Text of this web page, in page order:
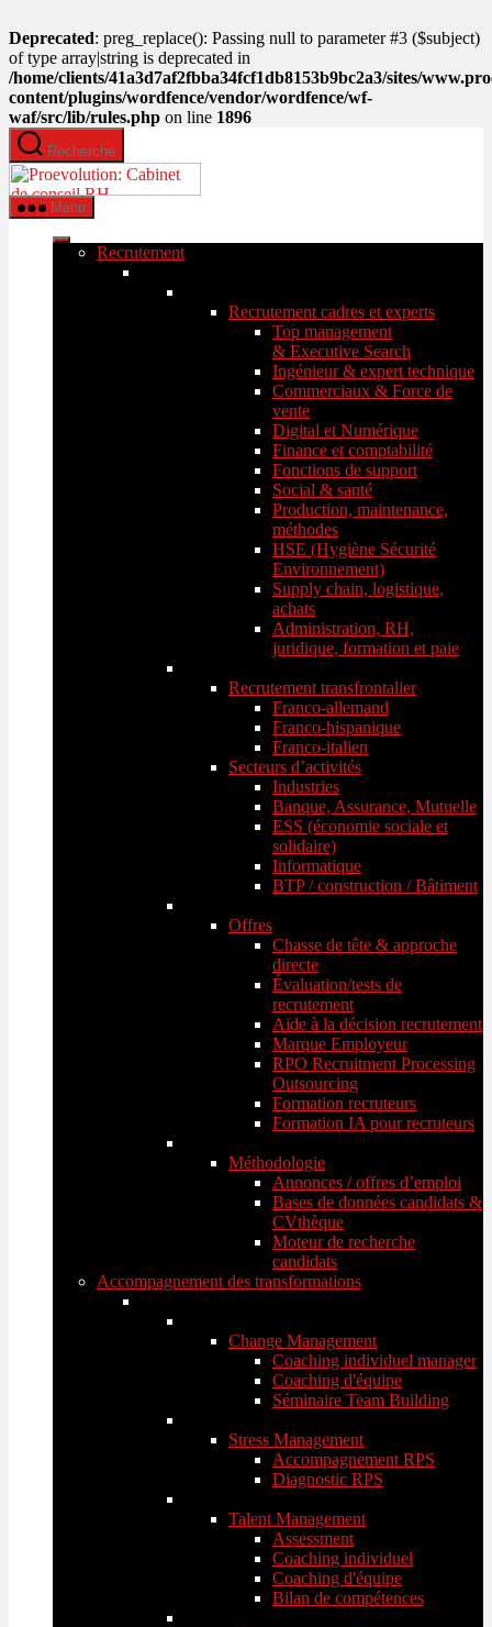
Deprecated: preg_replace(): Passing null to parameter #3 ($subject)
of type array|string is deprecated in
/home/clients/41a3d7af2fbba34fcf1db8153b9bc2a3/sites/
content/plugins/wordfence/vendor/wordfence/wf-
waf/src/lib/rules.php on line 1896
Aller
au
contenu
Recherche
Menu
Recrutement
Recrutement cadres et experts
Top management
& Executive Search
Ingénieur & expert technique
Commerciaux & Force de
vente
Digital et Numérique
Finance et comptabilité
Fonctions de support
Social & santé
Production, maintenance,
méthodes
HSE (Hygiène Sécurité
Environnement)
Supply chain, logistique,
achats
Administration, RH,
juridique, formation et paie
Recrutement transfrontalier
Franco-allemand
Franco-hispanique
Franco-italien
Secteurs d’activités
Industries
Banque, Assurance, Mutuelle
ESS (économie sociale et
solidaire)
Informatique
BTP / construction / Bâtiment
Offres
Chasse de tête & approche
directe
Évaluation/tests de
recrutement
Aide à la décision recrutement
Marque Employeur
RPO Recruitment Processing
Outsourcing
Formation recruteurs
Formation IA pour recruteurs
Méthodologie
Annonces / offres d’emploi
Bases de données candidats &
CVthèque
Moteur de recherche
candidats
Accompagnement des transformations
Change Management
Coaching individuel manager
Coaching d'équipe
Séminaire Team Building
Stress Management
Accompagnement RPS
Diagnostic RPS
Talent Management
Assessment
Coaching individuel
Coaching d'équipe
Bilan de compétences